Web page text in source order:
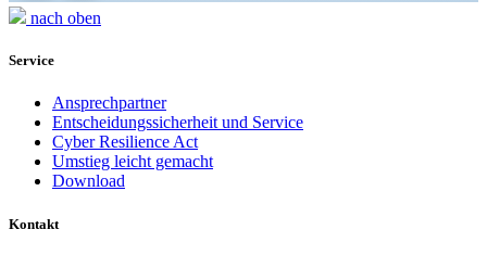
nach oben
Service
Ansprechpartner
Entscheidungssicherheit und Service
Cyber Resilience Act
Umstieg leicht gemacht
Download
Kontakt